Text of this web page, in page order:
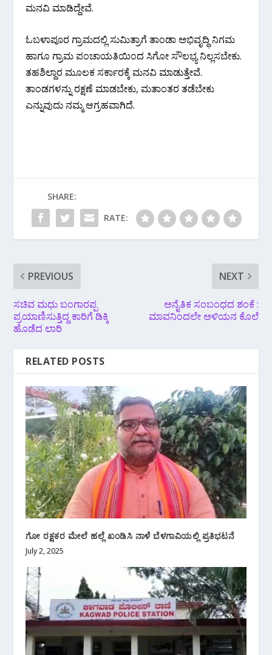
ಮನವಿ ಮಾಡಿದ್ದೇವೆ.
ಓಬಳಾಪೂರ ಗ್ರಾಮದಲ್ಲಿ ಸುಮಿತ್ರಾಗೆ ತಾಂಡಾ ಅಭಿವೃದ್ಧಿ ನಿಗಮ
ಹಾಗೂ ಗ್ರಾಮ ಪಂಚಾಯತಿಯಿಂದ ಸಿಗೋ ಸೌಲಭ್ಯ ನಿಲ್ಲಸಬೇಕು.
ತಹಶಿಲ್ದಾರ ಮೂಲಕ ಸರ್ಕಾರಕ್ಕೆ ಮನವಿ ಮಾಡುತ್ತೇವೆ.
ತಾಂಡಗಳನ್ನು ರಕ್ಷಣೆ ಮಾಡಬೇಕು, ಮತಾಂತರ ತಡೆಬೇಕು
ಎನ್ನುವುದು ನಮ್ಮ ಆಗ್ರಹವಾಗಿದೆ.
SHARE:
RATE:
PREVIOUS
ಸಚಿವ ಮಧು ಬಂಗಾರಪ್ಪ
ಪ್ರಯಾಣಿಸುತ್ತಿದ್ದ ಕಾರಿಗೆ ಡಿಕ್ಕಿ
ಹೊಡೆದ ಲಾರಿ
NEXT
ಅನೈತಿಕ ಸಂಬಂಧದ ಶಂಕೆ :
ಮಾವನಿಂದಲೇ ಅಳಿಯನ ಕೊಲೆ
RELATED POSTS
ಗೋ ರಕ್ಷಕರ ಮೇಲೆ ಹಲ್ಲೆ ಖಂಡಿಸಿ ನಾಳೆ ಬೆಳಗಾವಿಯಲ್ಲಿ ಪ್ರತಿಭಟನೆ
July 2, 2025